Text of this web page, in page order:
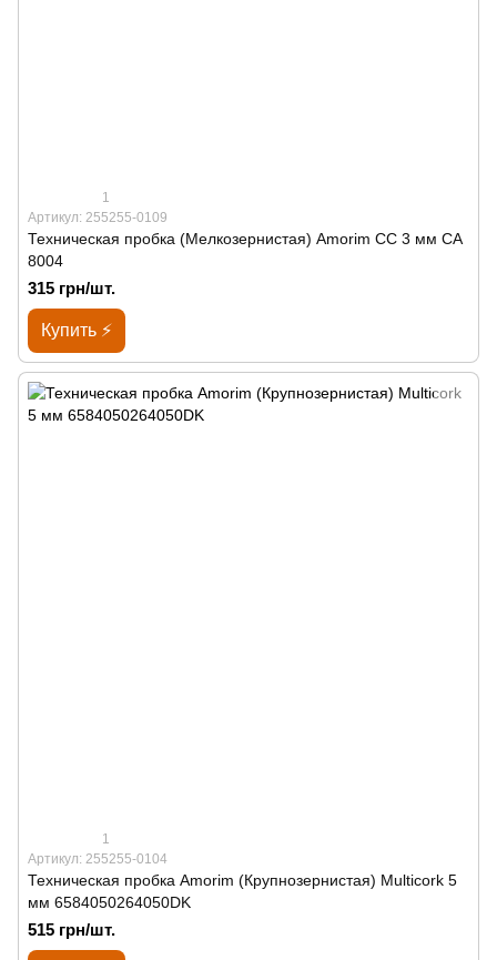
1
Артикул: 255255-0109
Техническая пробка (Мелкозернистая) Amorim CC 3 мм СА
8004
315 грн/шт.
Купить ⚡
1
Артикул: 255255-0104
Техническая пробка Amorim (Крупнозернистая) Multicork 5
мм 6584050264050DK
515 грн/шт.